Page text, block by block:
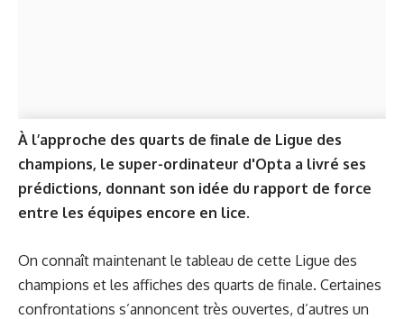
À l’approche des quarts de finale de Ligue des
champions, le super-ordinateur d'Opta a livré ses
prédictions, donnant son idée du rapport de force
entre les équipes encore en lice.
On connaît maintenant le tableau de cette Ligue des
champions et les affiches des quarts de finale. Certaines
confrontations s’annoncent très ouvertes, d’autres un